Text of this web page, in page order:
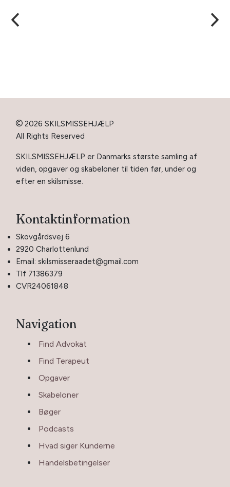
2026 SKILSMISSEHJÆLP
All Rights Reserved
SKILSMISSEHJÆLP er Danmarks største samling af
viden, opgaver og skabeloner til tiden før, under og
efter en skilsmisse.
Kontaktinformation
Skovgårdsvej 6
2920 Charlottenlund
Email: skilsmisseraadet@gmail.com
Tlf 71386379
CVR24061848
Navigation
Find Advokat
Find Terapeut
Opgaver
Skabeloner
Bøger
Podcasts
Hvad siger Kunderne
Handelsbetingelser